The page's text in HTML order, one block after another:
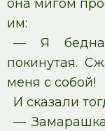
она мигом
им:
— Я
покинутая.
меня с собой!
И сказали
—